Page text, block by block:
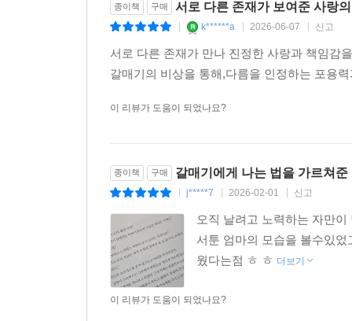
종이책 구매 서로 다른 존재가 보여준 사랑
| k******a | 2026-06-07 | 신고
서로 다른 존재가 만나 진정한 사랑과 책임감
종이책 구매 갈매기에게 나는 법을 가르쳐
| j*****7 2026-02-01 | 신고
오직 날려고 노력하는 자만
서툰 엄마의 모습을 볼수있